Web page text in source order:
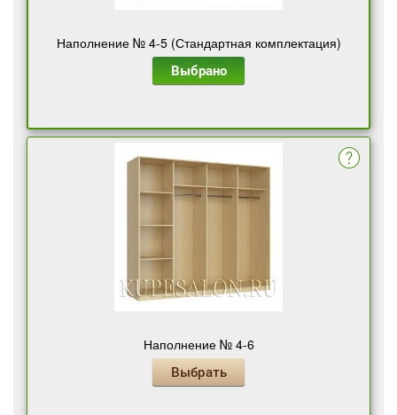
Наполнение № 4-5 (Стандартная комплектация)
Выбрано
Наполнение № 4-6
Выбрать